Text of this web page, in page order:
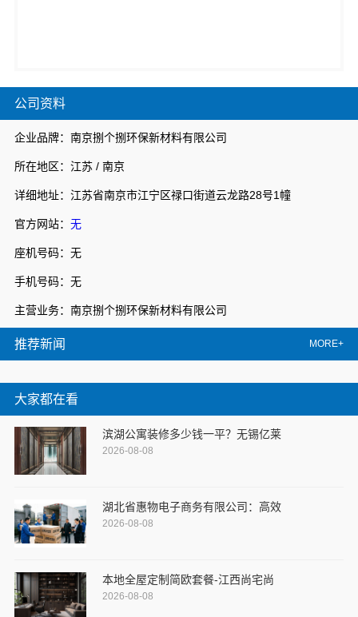
公司资料
企业品牌：南京捌个捌环保新材料有限公司
所在地区：江苏 / 南京
详细地址：江苏省南京市江宁区禄口街道云龙路28号1幢
官方网站： 无
座机号码：无
手机号码：无
主营业务：南京捌个捌环保新材料有限公司
推荐新闻 MORE+
大家都在看
滨湖公寓装修多少钱一平？无锡亿莱
2026-08-08
湖北省惠物电子商务有限公司：高效
2026-08-08
本地全屋定制简欧套餐-江西尚宅尚
2026-08-08